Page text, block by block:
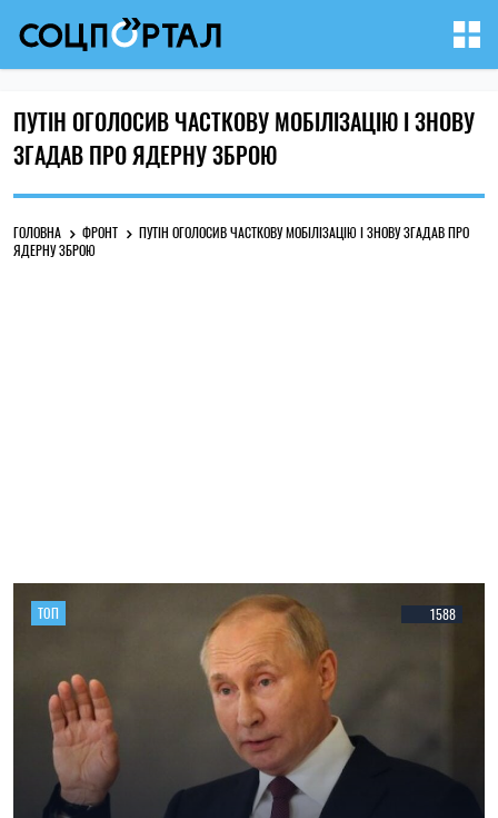
ПУТІН ОГОЛОСИВ ЧАСТКОВУ МОБІЛІЗАЦІЮ І ЗНОВУ
ЗГАДАВ ПРО ЯДЕРНУ ЗБРОЮ
ГОЛОВНА ФРОНТ
ПУТІН ОГОЛОСИВ ЧАСТКОВУ МОБІЛІЗАЦІЮ І ЗНОВУ ЗГАДАВ ПРО
ЯДЕРНУ ЗБРОЮ
1588
ТОП